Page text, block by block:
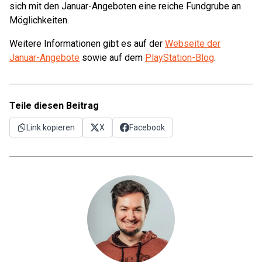
sich mit den Januar-Angeboten eine reiche Fundgrube an
Möglichkeiten.
Weitere Informationen gibt es auf der Webseite der
Januar-Angebote sowie auf dem PlayStation-Blog.
Teile diesen Beitrag
Link kopieren X Facebook